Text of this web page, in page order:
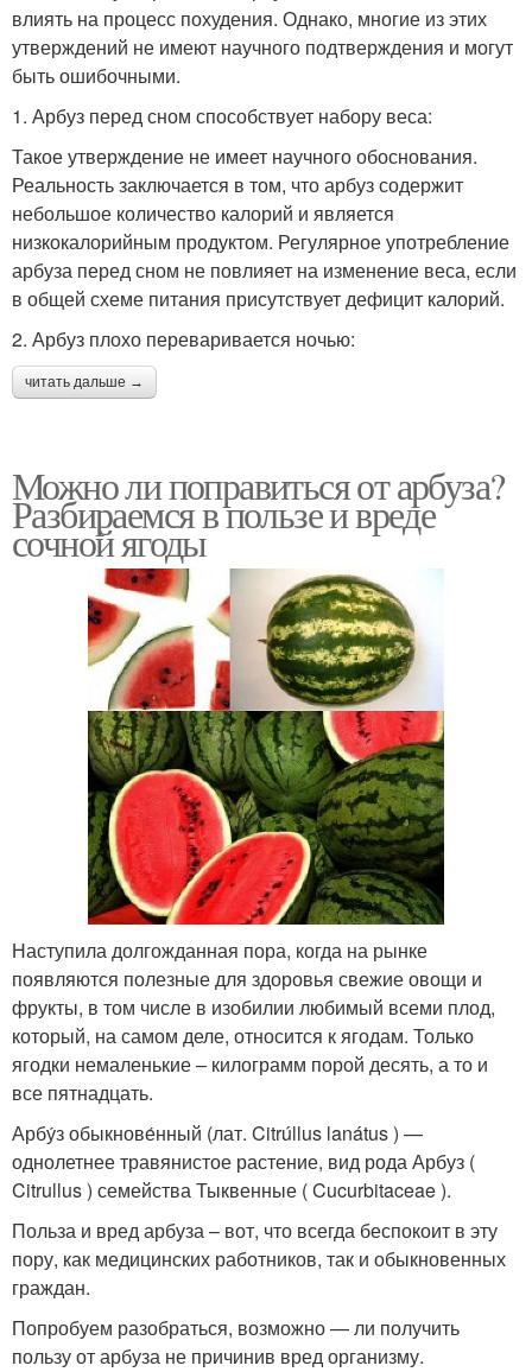
влиять на процесс похудения. Однако, многие из этих
утверждений не имеют научного подтверждения и могут
быть ошибочными.
1. Арбуз перед сном способствует набору веса:
Такое утверждение не имеет научного обоснования.
Реальность заключается в том, что арбуз содержит
небольшое количество калорий и является
низкокалорийным продуктом. Регулярное употребление
арбуза перед сном не повлияет на изменение веса, если
в общей схеме питания присутствует дефицит калорий.
2. Арбуз плохо переваривается ночью:
читать дальше →
Можно ли поправиться от арбуза?
Разбираемся в пользе и вреде
сочной ягоды
Наступила долгожданная пора, когда на рынке
появляются полезные для здоровья свежие овощи и
фрукты, в том числе в изобилии любимый всеми плод,
который, на самом деле, относится к ягодам. Только
ягодки немаленькие – килограмм порой десять, а то и
все пятнадцать.
Арбу́з обыкнове́нный (лат. Citrúllus lanátus ) —
однолетнее травянистое растение, вид рода Арбуз (
Citrullus ) семейства Тыквенные ( Cucurbitaceae ).
Польза и вред арбуза – вот, что всегда беспокоит в эту
пору, как медицинских работников, так и обыкновенных
граждан.
Попробуем разобраться, возможно — ли получить
пользу от арбуза не причинив вред организму.